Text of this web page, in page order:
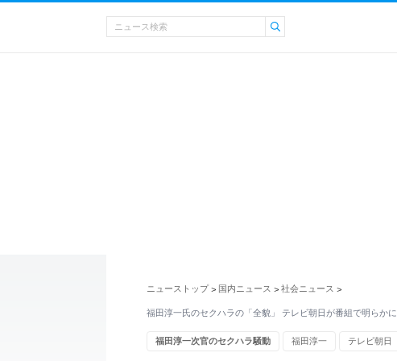
ニューストップ > 国内ニュース > 社会ニュース >
福田淳一氏のセクハラの「全貌」 テレビ朝日が番組で明らかに
福田淳一次官のセクハラ騒動 福田淳一 テレビ朝日